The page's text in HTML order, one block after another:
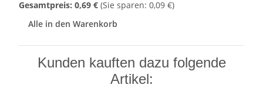
Gesamtpreis: 0,69 € (Sie sparen: 0,09 €)
Alle in den Warenkorb
Kunden kauften dazu folgende
Artikel: